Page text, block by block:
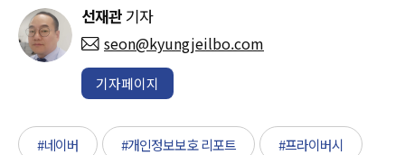
선재관 기자
seon@kyungjeilbo.com
기자페이지
#네이버 #개인정보보호 리포트 #프라이버시